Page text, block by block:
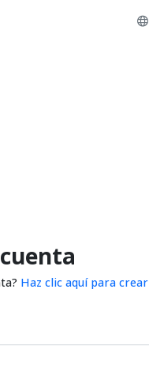
Haz clic aquí para crear